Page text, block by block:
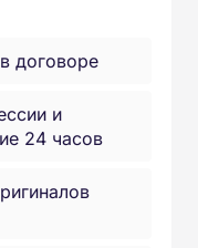
договоре
и
24 часов